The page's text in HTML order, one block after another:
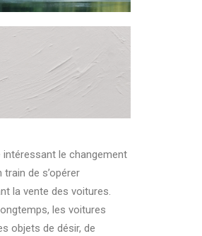
intéressant le changement
train de s’opérer
la vente des voitures.
les voitures
objets de désir, de